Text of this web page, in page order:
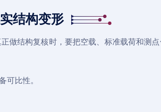
结构变形
做结构复核时，要把空载、标准载荷和测
比性。